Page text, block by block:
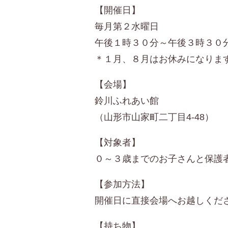
【開催日】
毎月第２水曜日
午後１時３０分～午後３時３０
＊１月、８月はお休みになりま
【会場】
鈴川ふれあい館
（山形市山家町二丁目4-48）
【対象者】
０～３歳までのお子さんと保護
【参加方法】
開催日に直接会場へお越しくだ
【持ち物】